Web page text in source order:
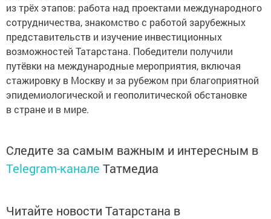
из трёх этапов: работа над проектами международного
сотрудничества, знакомство с работой зарубежных
представительств и изучение инвестиционных
возможностей Татарстана. Победители получили
путёвки на международные мероприятия, включая
стажировку в Москву и за рубежом при благоприятной
эпидемиологической и геополитической обстановке
в стране и в мире.
Следите за самым важным и интересным в
Telegram-канале Татмедиа
Читайте новости Татарстана в